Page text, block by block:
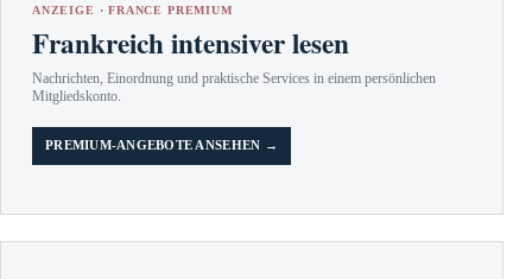
ANZEIGE · FRANCE PREMIUM
Frankreich intensiver lesen
Nachrichten, Einordnung und praktische Services in einem persönlichen
Mitgliedskonto.
PREMIUM-ANGEBOTE ANSEHEN →